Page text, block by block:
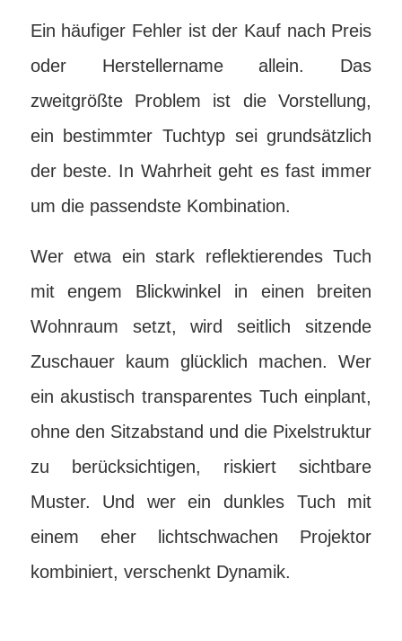
Ein häufiger Fehler ist der Kauf nach Preis
oder Herstellername allein. Das
zweitgrößte Problem ist die Vorstellung,
ein bestimmter Tuchtyp sei grundsätzlich
der beste. In Wahrheit geht es fast immer
um die passendste Kombination.
Wer etwa ein stark reflektierendes Tuch
mit engem Blickwinkel in einen breiten
Wohnraum setzt, wird seitlich sitzende
Zuschauer kaum glücklich machen. Wer
ein akustisch transparentes Tuch einplant,
ohne den Sitzabstand und die Pixelstruktur
zu berücksichtigen, riskiert sichtbare
Muster. Und wer ein dunkles Tuch mit
einem eher lichtschwachen Projektor
kombiniert, verschenkt Dynamik.